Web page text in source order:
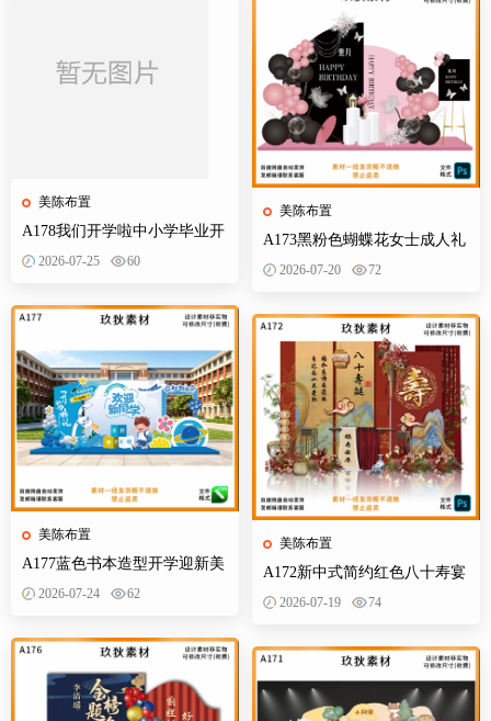
美陈布置
A178我们开学啦中小学毕业开
学季拍照打卡美陈布置素材
2026-07-25 60
美陈布置
A177蓝色书本造型开学迎新美
陈KT板欢迎新同学开学典礼合
2026-07-24 62
美陈布置
A173黑粉色蝴蝶花女士成人礼
生日典礼庆典网红装饰布置PS
2026-07-20 72
美陈布置
A172新中式简约红色八十寿宴
生日宴舞台迎宾区背景布置
2026-07-19 74